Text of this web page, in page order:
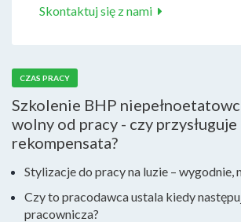
Skontaktuj się z nami
CZAS PRACY
Szkolenie BHP
wolny od pracy - czy przysługuje
rekompensata?
Stylizacje do pracy na luzie – wygodnie,
Czy to pracodawca ustala kiedy
pracownicza?